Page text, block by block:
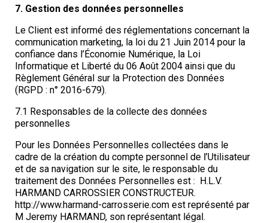
7. Gestion des données personnelles
Le Client est informé des réglementations concernant la
communication marketing, la loi du 21 Juin 2014 pour la
confiance dans l’Économie Numérique, la Loi
Informatique et Liberté du 06 Août 2004 ainsi que du
Règlement Général sur la Protection des Données
(RGPD : n° 2016-679).
7.1 Responsables de la collecte des données
personnelles
Pour les Données Personnelles collectées dans le
cadre de la création du compte personnel de l’Utilisateur
et de sa navigation sur le site, le responsable du
traitement des Données Personnelles est : H.L.V.
HARMAND CARROSSIER CONSTRUCTEUR.
http://www.harmand-carrosserie.com est représenté par
M Jeremy HARMAND, son représentant légal.